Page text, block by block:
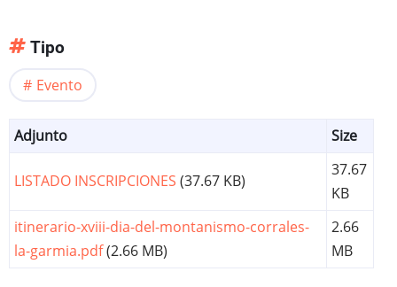
Tipo
Evento
Adjunto Size
LISTADO INSCRIPCIONES (37.67 KB)
37.67
KB
itinerario-xviii-dia-del-montanismo-corrales-
la-garmia.pdf(2.66 MB)
2.66
MB